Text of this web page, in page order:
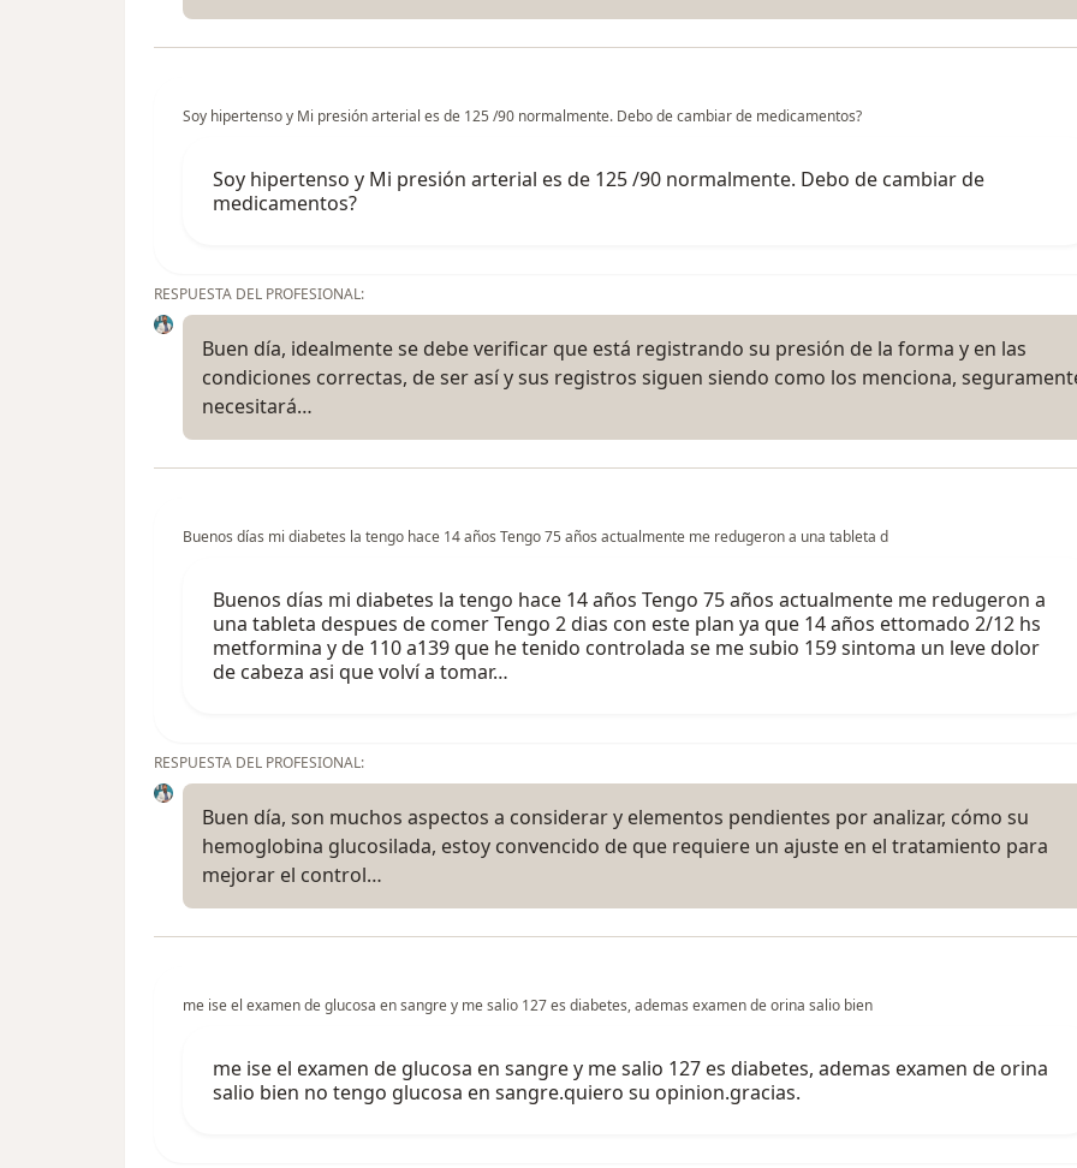
Soy hipertenso y Mi presión arterial es de 125 /90 normalmente. Debo de cambiar de medicamentos?
Soy hipertenso y Mi presión arterial es de 125 /90 normalmente. Debo de cambiar de
medicamentos?
RESPUESTA DEL PROFESIONAL:
Buen día, idealmente se debe verificar que está registrando su presión de la forma y en las
condiciones correctas, de ser así y sus registros siguen siendo como los menciona,
necesitará…
Buenos días mi diabetes la tengo hace 14 años Tengo 75 años actualmente me redugeron a una tableta d
Buenos días mi diabetes la tengo hace 14 años Tengo 75 años actualmente me redugeron a
una tableta despues de comer Tengo 2 dias con este plan ya que 14 años ettomado 2/12 hs
metformina y de 110 a139 que he tenido controlada se me subio 159 sintoma un leve dolor
de cabeza asi que volví a tomar…
RESPUESTA DEL PROFESIONAL:
Buen día, son muchos aspectos a considerar y elementos pendientes por analizar, cómo su
hemoglobina glucosilada, estoy convencido de que requiere un ajuste en el tratamiento para
mejorar el control…
me ise el examen de glucosa en sangre y me salio 127 es diabetes, ademas examen de orina salio bien
me ise el examen de glucosa en sangre y me salio 127 es diabetes, ademas examen de orina
salio bien no tengo glucosa en sangre.quiero su opinion.gracias.